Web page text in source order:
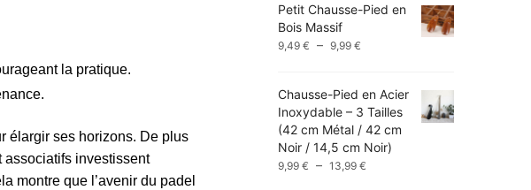
la pratique.
élargir ses horizons. De plus
associatifs investissent
montre que l’avenir du padel
17,99 €
Petit Chausse-Pied en
Bois Massif
9,49€ – 9,99€
9,49 €
à
9,99 €
Chausse-Pied en Acier
Inoxydable – 3 Tailles
(42 cm Métal / 42 cm
Noir / 14,5 cm Noir)
9,99€ – 13,99€